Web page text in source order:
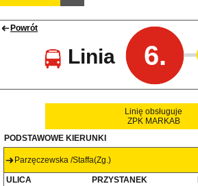
Powrót
Linia 6.
Linię obsługuje
ZPK MARKAB
PODSTAWOWE KIERUNKI
Parzęczewska /Staffa(Zg.)
ULICA PRZYSTANEK